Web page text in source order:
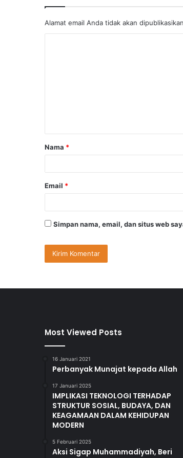
Alamat email Anda tidak akan
a
r
Nama *
Email *
Simpan nama, email, dan situs web
Most Viewed Posts
16 Januari 2021
Perbanyak Munajat kepada Allah
17 Januari 2025
IMPLIKASI TEKNOLOGI TERHADAP
STRUKTUR SOSIAL, BUDAYA, DAN
KEAGAMAAN DALAM KEHIDUPAN
MODERN
5 Februari 2025
Aksi Sigap Muhammadiyah, Beri